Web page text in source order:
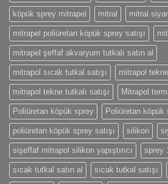
köpük sprey mitrapel mitral mitral
mitrapel poliüretan köpük sprey satışı
mitrapel şeffaf akvaryum tutkalı satın al
mitrapol sıcak tutkal satışı mitrapol
mitrapol tekne tutkalı satışı Mitrapol
Poliüretan köpük sprey Poliüretan köpük
poliüretan köpük sprey satışı silikon
sişeffaf mitrapol silikon yapıştırıcı sprey
sıcak tutkal satın al sıcak tutkal satışı